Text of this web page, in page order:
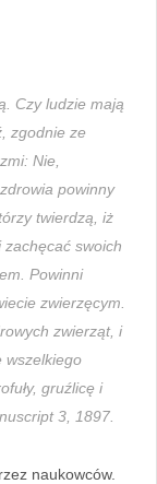
Czy ludzie mają
zgodnie ze
Nie,
powinny
twierdzą, iż
swoich
Powinni
zwierzęcym.
zwierząt, i
wszelkiego
gruźlicę i
3, 1897.
naukowców.